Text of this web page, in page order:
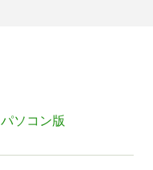
パソコン版